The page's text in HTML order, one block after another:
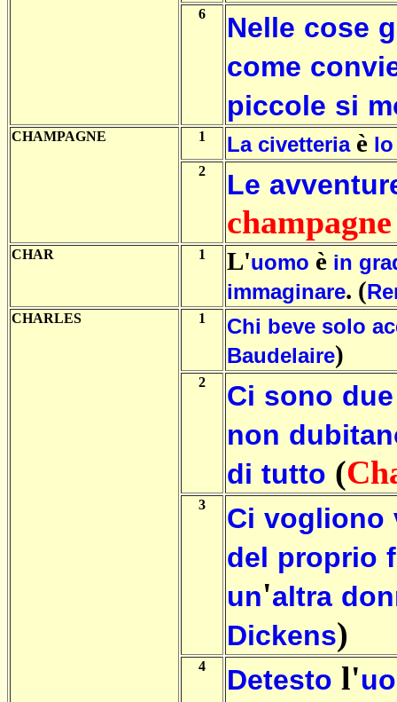
6 Nelle cose
come
piccole si
CHAMPAGNE 1 La civetteriaè lo
2 Le
champagne
CHAR 1 L'uomo è in
immaginare. (
CHARLES 1 Chi beve solo
Baudelaire)
2 Ci sono due
non
di tutto (
3 Ci vogliono
del proprio
un'altra
Dickens)
4 Detesto l'